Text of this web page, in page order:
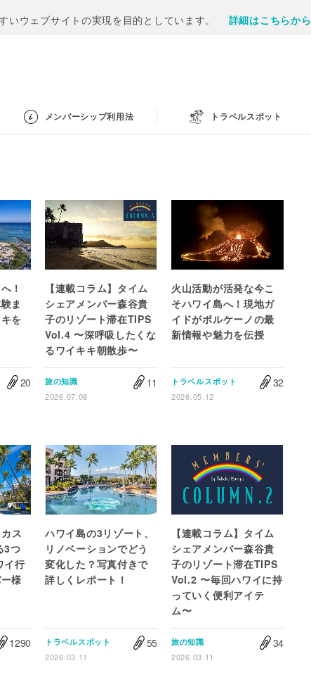
ウェブサイトの実現を目的としています。 詳細はこちらから
メンバーシップ利用法 トラベルスポット
！
ま
を
20
【連載コラム】タイム
シェアメンバー森谷貴
子のリゾート滞在TIPS
Vol.4 〜深呼吸したくな
るワイキキ朝散歩〜
旅の知識
2026.07.08
11
火山活動が活発な今こ
そハワイ島へ！現地ガ
イドがボルケーノの最
新情報や魅力を伝授
トラベルスポット
2026.05.12
32
ス
3つ
イ行
様
1290
ハワイ島の3リゾート、
リノベーションでどう
変化した？写真付きで
詳しくレポート！
トラベルスポット
2026.03.11
55
【連載コラム】タイム
シェアメンバー森谷貴
子のリゾート滞在TIPS
Vol.2 〜毎回ハワイに持
っていく便利アイテ
ム〜
旅の知識
2026.03.11
34